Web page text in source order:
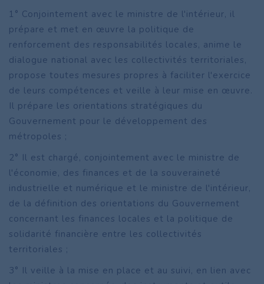
1° Conjointement avec le ministre de l'intérieur, il
prépare et met en œuvre la politique de
renforcement des responsabilités locales, anime le
dialogue national avec les collectivités territoriales,
propose toutes mesures propres à faciliter l'exercice
de leurs compétences et veille à leur mise en œuvre.
Il prépare les orientations stratégiques du
Gouvernement pour le développement des
métropoles ;
2° Il est chargé, conjointement avec le ministre de
l'économie, des finances et de la souveraineté
industrielle et numérique et le ministre de l'intérieur,
de la définition des orientations du Gouvernement
concernant les finances locales et la politique de
solidarité financière entre les collectivités
territoriales ;
3° Il veille à la mise en place et au suivi, en lien avec